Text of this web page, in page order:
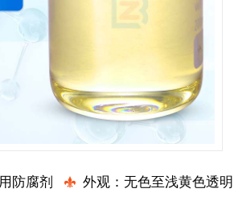
防腐剂 外观： 无色至浅黄色透明